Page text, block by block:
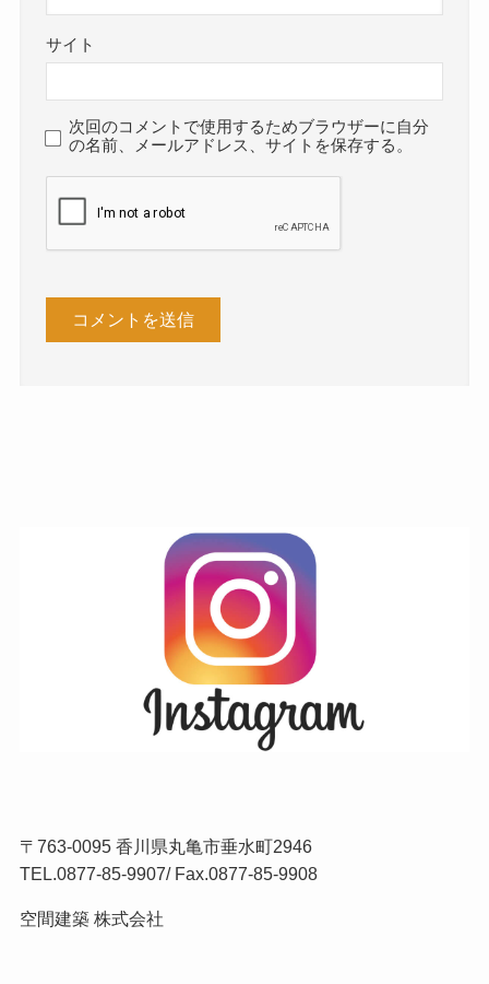
サイト
次回のコメントで使用するためブラウザーに自分
の名前、メールアドレス、サイトを保存する。
〒763-0095 香川県丸亀市垂水町2946
TEL. 0877-85-9907/ Fax.0877-85-9908
空間建築 株式会社